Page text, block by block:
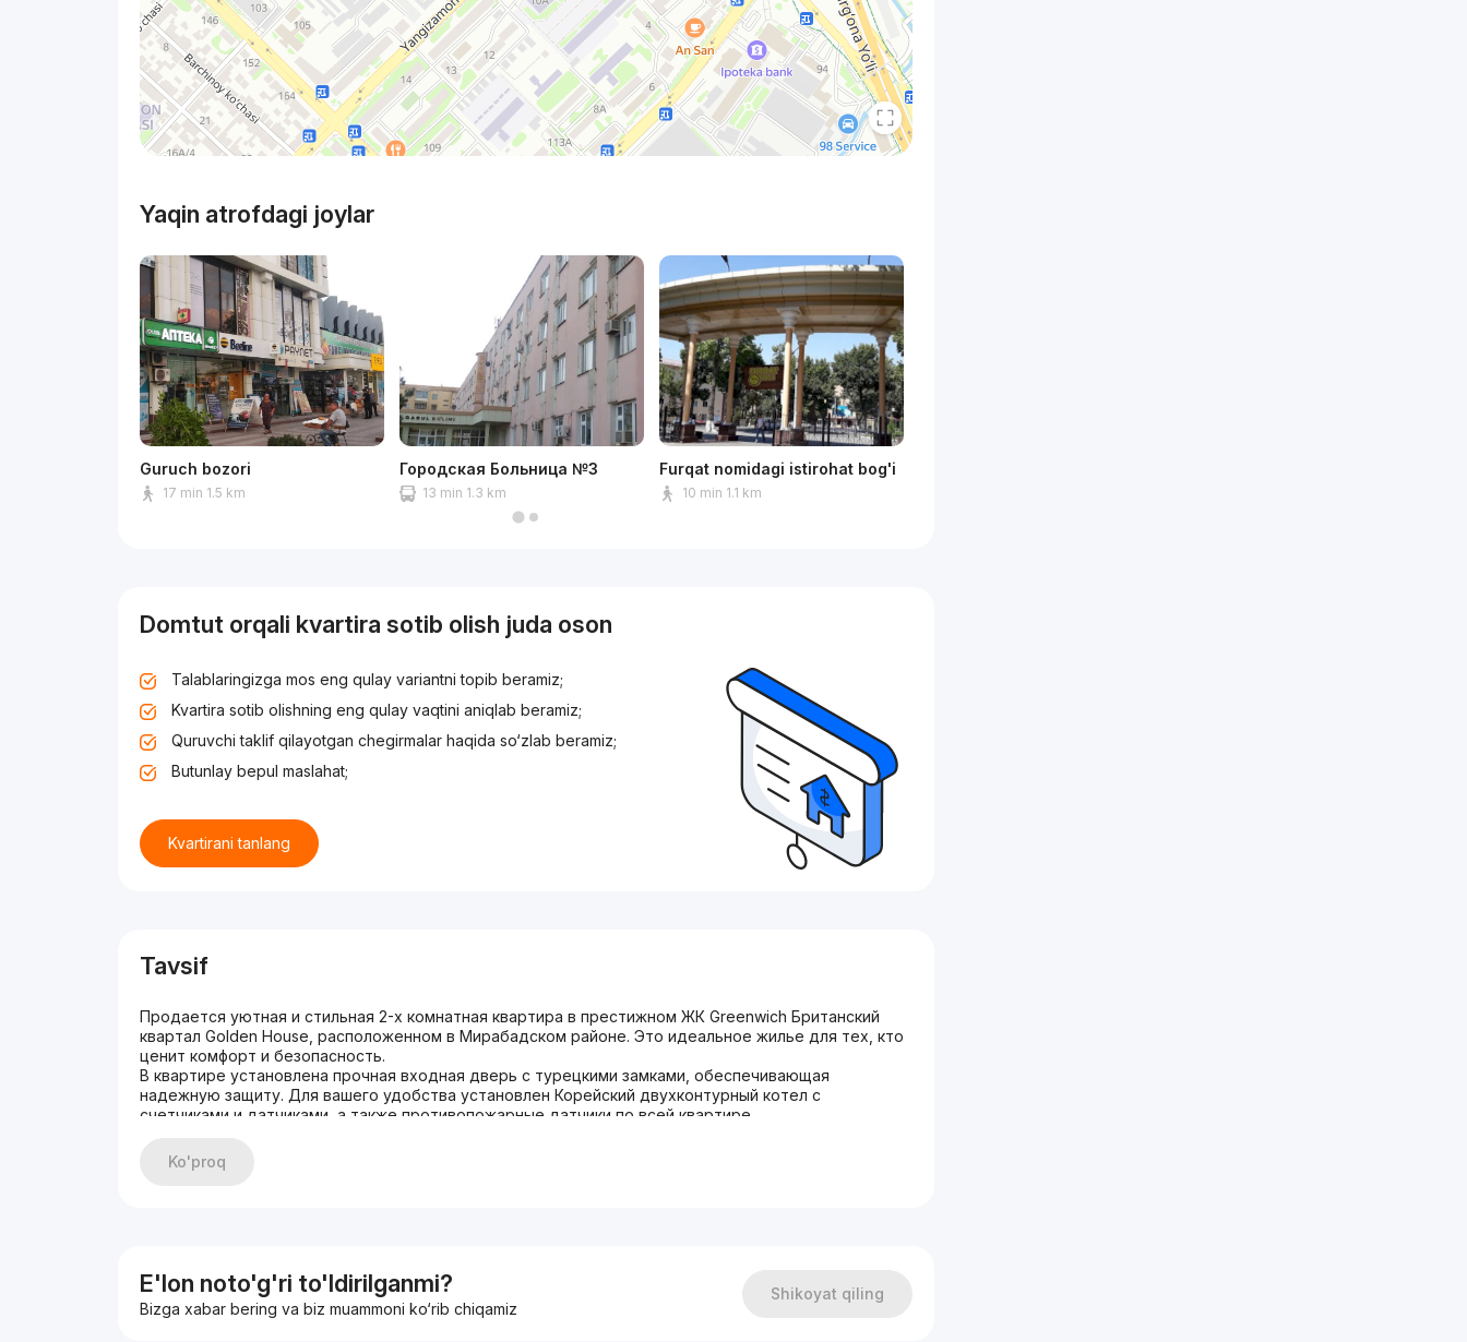
Yaqin atrofdagi joylar
Guruch bozori
17 min 1.5 km
Городская Больница №3
13 min 1.3 km
Furqat nomidagi istirohat bog'i
10 min 1.1 km
Domtut orqali kvartira sotib olish juda oson
Talablaringizga mos eng qulay variantni topib beramiz;
Kvartira sotib olishning eng qulay vaqtini aniqlab beramiz;
Quruvchi taklif qilayotgan chegirmalar haqida so‘zlab beramiz;
Butunlay bepul maslahat;
Kvartirani tanlang
Tavsif
Продается уютная и стильная 2-х комнатная квартира в престижном ЖК Greenwich Британский
квартал Golden House, расположенном в Мирабадском районе. Это идеальное жилье для тех, кто
ценит комфорт и безопасность.
В квартире установлена прочная входная дверь с турецкими замками, обеспечивающая
надежную защиту. Для вашего удобства установлен Корейский двухконтурный котел с
счетчиками и датчиками, а также противопожарные датчики по всей квартире.
варочной поверхностью и электрическим духовым шкафом. В ванной комнате установлена
акриловая ванна с душем, раковиной, полотенцесушителем, унитазом и нишей для стиральной
Ko'proq
E'lon noto'g'ri to'ldirilganmi?
Bizga xabar bering va biz muammoni ko‘rib chiqamiz
Shikoyat qiling